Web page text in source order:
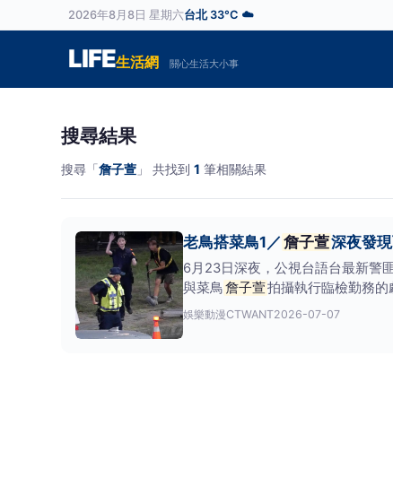
2026年8月8日 星期六台北 33°C ☁️
LIFE生活網 關心生活大小事
搜尋結果
搜尋「詹子萱 」 共找到 1 筆相關結果
老鳥搭菜鳥1／ 詹子萱深夜發
6月23日深夜，公視台語台最新警
與菜鳥詹子萱拍攝執行臨檢勤務
不停，本刊鏡頭
娛樂動漫CTWANT2026-07-07